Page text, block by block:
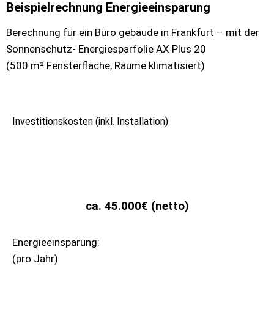
Beispielrechnung Energieeinsparung
Berechnung für ein Büro gebäude in Frankfurt – mit der
Sonnenschutz- Energiesparfolie AX Plus 20
(500 m² Fensterfläche, Räume klimatisiert)
Investitionskosten (inkl. Installation)
ca. 45.000€ (netto)
Energieeinsparung:
(pro Jahr)